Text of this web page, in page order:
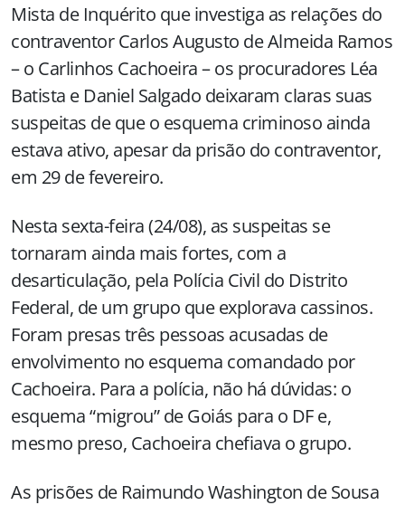
Mista de Inquérito que investiga as relações do
contraventor Carlos Augusto de Almeida Ramos
– o Carlinhos Cachoeira – os procuradores Léa
Batista e Daniel Salgado deixaram claras suas
suspeitas de que o esquema criminoso ainda
estava ativo, apesar da prisão do contraventor,
em 29 de fevereiro.
Nesta sexta-feira (24/08), as suspeitas se
tornaram ainda mais fortes, com a
desarticulação, pela Polícia Civil do Distrito
Federal, de um grupo que explorava cassinos.
Foram presas três pessoas acusadas de
envolvimento no esquema comandado por
Cachoeira. Para a polícia, não há dúvidas: o
esquema “migrou” de Goiás para o DF e,
mesmo preso, Cachoeira chefiava o grupo.
As prisões de Raimundo Washington de Sousa